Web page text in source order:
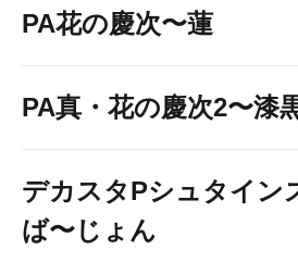
PA花の慶次〜蓮
PA真・花の慶次2〜漆
デカスタPシュタイン
ば〜じょん